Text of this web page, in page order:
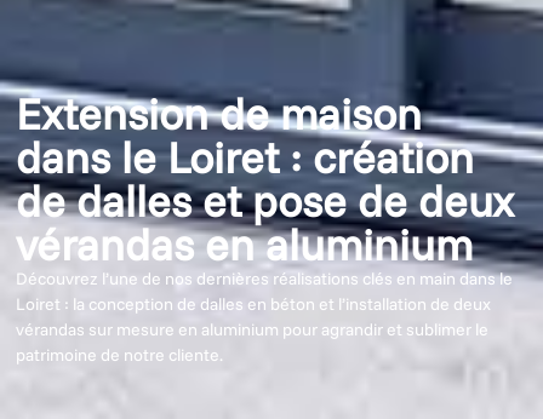
Extension de maison
dans le Loiret : création
de dalles et pose de deux
vérandas en aluminium
Découvrez l’une de nos dernières réalisations clés en main dans le
Loiret : la conception de dalles en béton et l’installation de deux
vérandas sur mesure en aluminium pour agrandir et sublimer le
patrimoine de notre cliente.